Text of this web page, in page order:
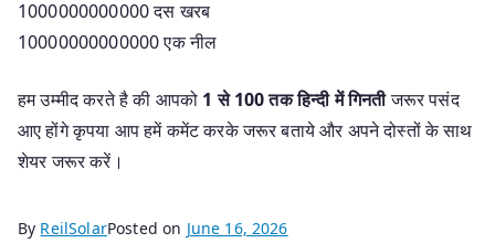
1000000000000 दस खरब
10000000000000 एक नील
हम उम्मीद करते है की आपको 1 से 100 तक हिन्दी में गिनतीजरूर पसंद
आए होंगे कृपया आप हमें कमेंट करके जरूर बताये और अपने दोस्तों के साथ
शेयर जरूर करें।
By ReilSolarPosted on June 16, 2026